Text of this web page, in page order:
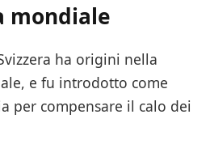
mondiale
ha origini nella
e fu introdotto come
per compensare il calo dei